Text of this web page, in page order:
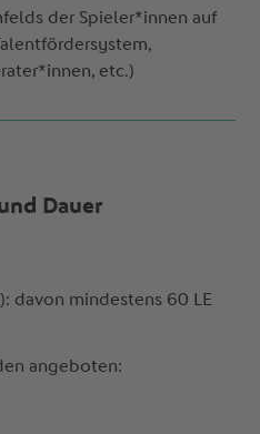
der Spieler*innen auf
etc.)
Dauer
davon mindestens 60 LE
angeboten: